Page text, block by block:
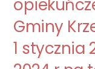
Gminy
1 stycznia